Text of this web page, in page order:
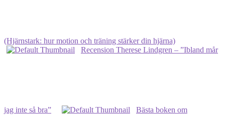
(Hjärnstark: hur motion och träning stärker din hjärna)
Recension Therese Lindgren – ”Ibland mår
jag inte så bra” Bästa boken om